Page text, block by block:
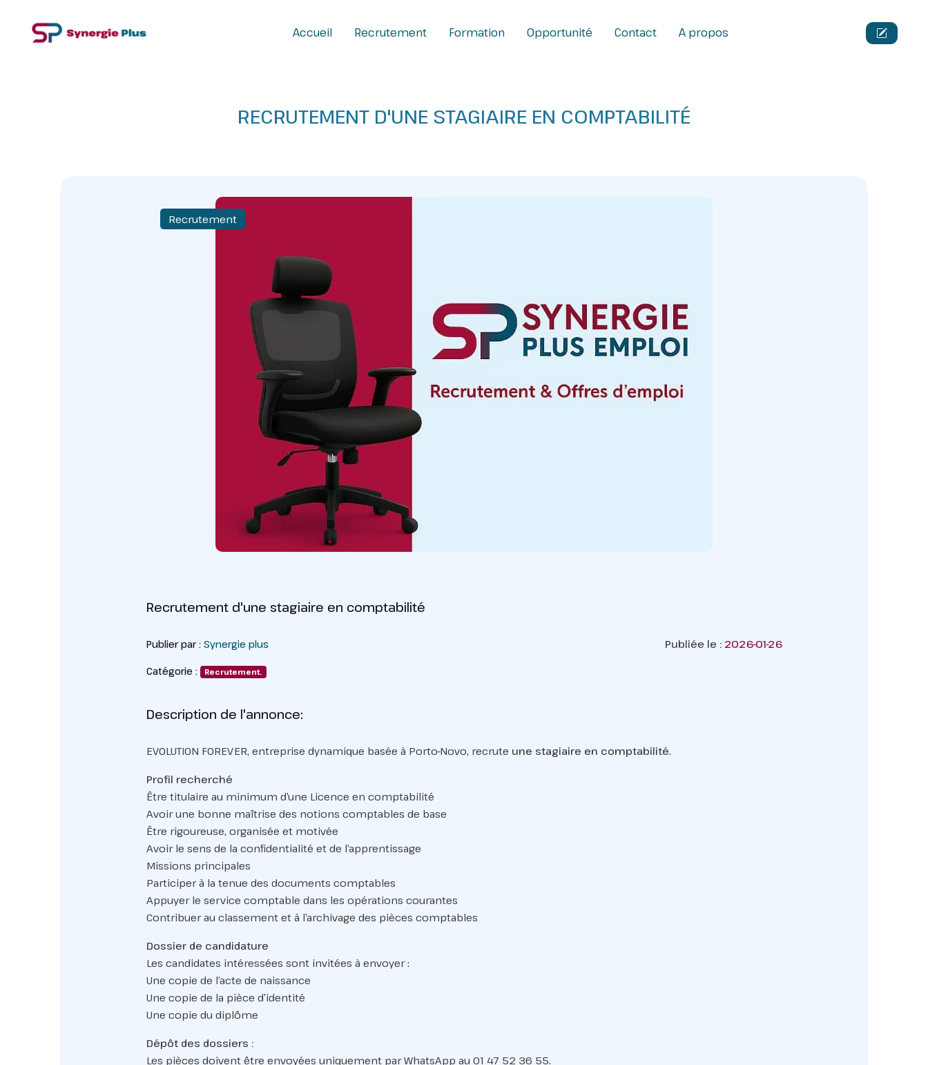
Accueil Recrutement Formation Opportunité Contact A propos
RECRUTEMENT D'UNE STAGIAIRE EN COMPTABILITÉ
Recrutement
Recrutement d'une stagiaire en comptabilité
Publier par : Synergie plus
Catégorie : Recrutement.
Publiée le : 2026-01-26
Description de l'annonce:
EVOLUTION FOREVER, entreprise dynamique basée à Porto-Novo, recrute une stagiaire en comptabilité.
Profil recherché
Être titulaire au minimum d’une Licence en comptabilité
Avoir une bonne maîtrise des notions comptables de base
Être rigoureuse, organisée et motivée
Avoir le sens de la confidentialité et de l’apprentissage
Missions principales
Participer à la tenue des documents comptables
Appuyer le service comptable dans les opérations courantes
Contribuer au classement et à l’archivage des pièces comptables
Dossier de candidature
Les candidates intéressées sont invitées à envoyer :
Une copie de l’acte de naissance
Une copie de la pièce d’identité
Une copie du diplôme
Dépôt des dossiers :
Les pièces doivent être envoyées uniquement par WhatsApp au 01 47 52 36 55.